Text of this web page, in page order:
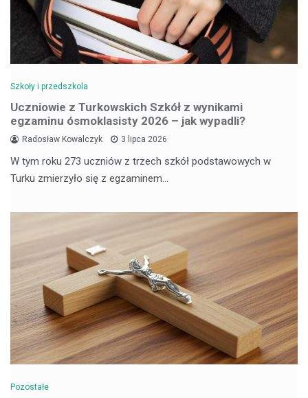
Szkoły i przedszkola
Uczniowie z Turkowskich Szkół z wynikami
egzaminu ósmoklasisty 2026 – jak wypadli?
Radosław Kowalczyk 3 lipca 2026
W tym roku 273 uczniów z trzech szkół podstawowych w
Turku zmierzyło się z egzaminem…
Pozostałe